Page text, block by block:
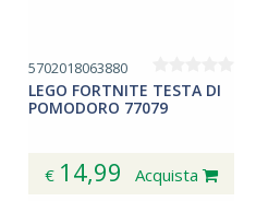
5702018063880
LEGO FORTNITE TESTA DI
POMODORO 77079
€ 14,99 Acquista